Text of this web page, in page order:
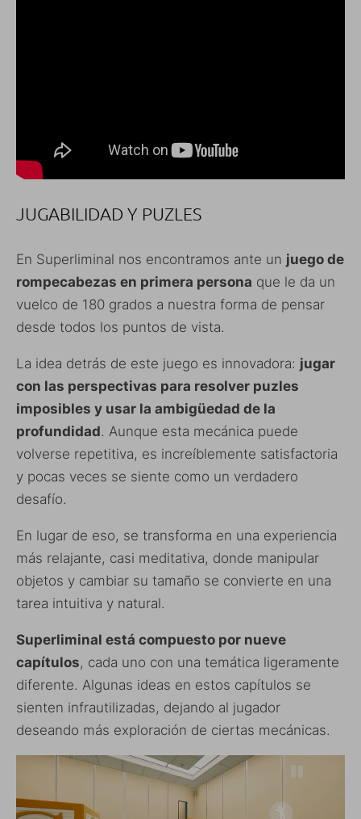
JUGABILIDAD Y PUZLES
En Superliminal nos encontramos ante un juego de
rompecabezas en primera persona que le da un
vuelco de 180 grados a nuestra forma de pensar
desde todos los puntos de vista.
La idea detrás de este juego es innovadora: jugar
con las perspectivas para resolver puzles
imposibles y usar la ambigüedad de la
profundidad. Aunque esta mecánica puede
volverse repetitiva, es increíblemente satisfactoria
y pocas veces se siente como un verdadero
desafío.
En lugar de eso, se transforma en una experiencia
más relajante, casi meditativa, donde manipular
objetos y cambiar su tamaño se convierte en una
tarea intuitiva y natural.
Superliminal está compuesto por nueve
capítulos, cada uno con una temática ligeramente
diferente. Algunas ideas en estos capítulos se
sienten infrautilizadas, dejando al jugador
deseando más exploración de ciertas mecánicas.